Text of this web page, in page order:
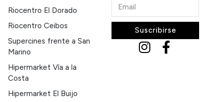
Riocentro El Dorado
Riocentro Ceibos
Supercines frente a San
Marino
Hipermarket Vía a la
Costa
Hipermarket El Buijo
Suscribirse